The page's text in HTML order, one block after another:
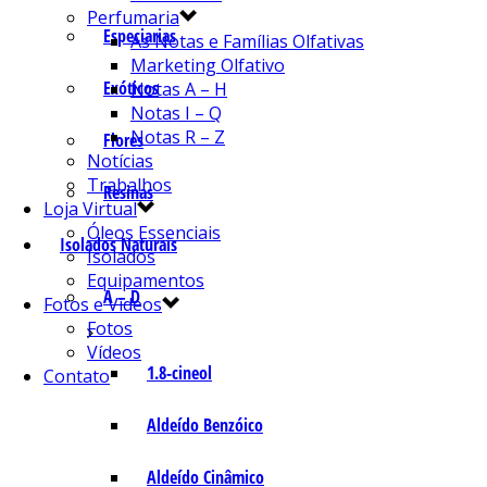
Especiarias
Exóticos
Flores
Resinas
Isolados Naturais
A – D
1.8-cineol
Aldeído Benzóico
Aldeído Cinâmico
Perfumaria
As Notas e Famílias Olfativas
Marketing Olfativo
Notas A – H
Notas I – Q
Notas R – Z
Notícias
Trabalhos
Loja Virtual
Óleos Essenciais
Isolados
Equipamentos
Fotos e Vídeos
Fotos
Vídeos
Contato